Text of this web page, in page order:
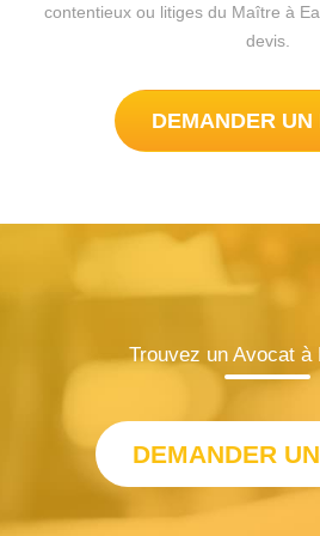
contentieux ou litiges du Maître à
devis.
DEMANDER UN
Trouvez un Avocat à
DEMANDER